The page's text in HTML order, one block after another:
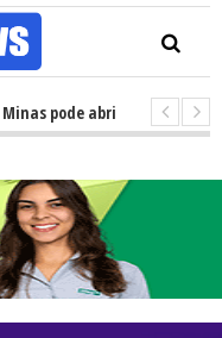
abrir cerca de 1.500